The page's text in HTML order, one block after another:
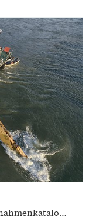
Flussbauliches Gesamtprojekt – Maßnahmenkatalog Donau östlich von Wien